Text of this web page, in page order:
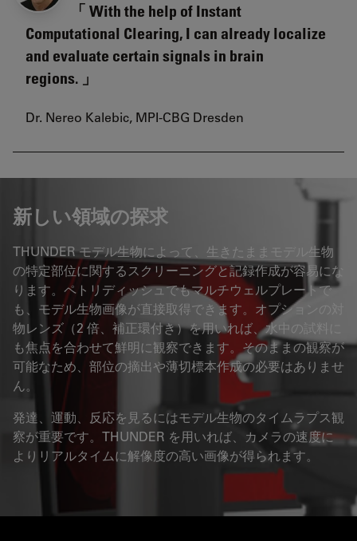
With the help of Instant
Computational Clearing, I can already localize
and evaluate certain signals in brain
regions.
Dr. Nereo Kalebic, MPI-CBG Dresden
新しい領域の探求
THUNDER モデル生物によって、生きたままモデル生物
の特定部位に関するスクリーニングと記録作成が容易にな
ります。ペトリディッシュでもマルチウェルプレートで
も、モデル生物画像が直接取得できます。オプションの対
物レンズ（2 倍、補正環付き）を用いれば、水中の試料に
も焦点を合わせて鮮明に観察できます。そのままの観察が
可能なため、部位の摘出や薄切標本作成の必要はありませ
ん。
発達、運動、反応を見るにはモデル生物のタイムラプス観
察が重要です。THUNDER を用いれば、カメラの速度に
よりリアルタイムに解像度の高い画像が得られます。